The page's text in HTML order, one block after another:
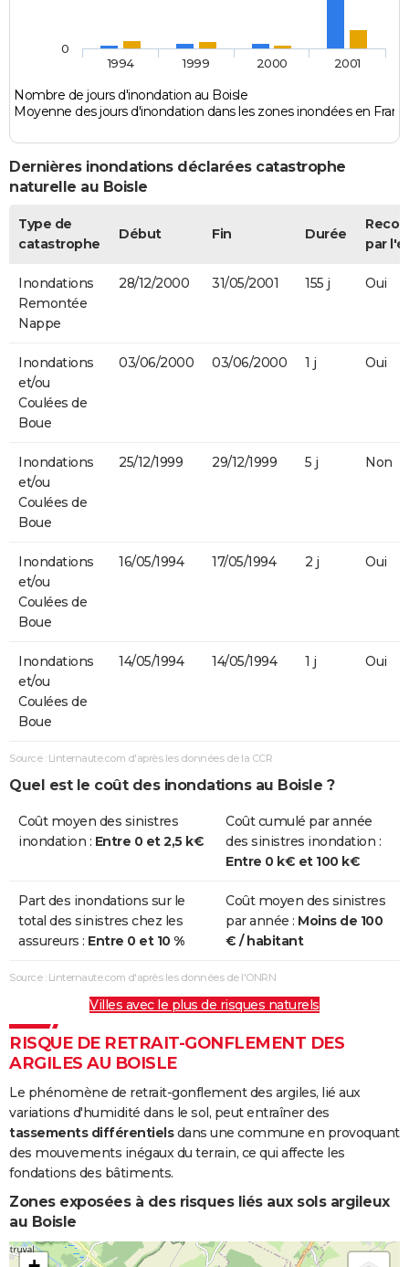
Nombre de jours d'inondation au Boisle
Moyenne des jours d'inondation dans les zones inondées en
1994 1999 2000 2001
0
Dernières inondations déclarées catastrophe
naturelle au Boisle
Type de
catastrophe
Début Fin Durée
par
Inondations
Remontée
Nappe
28/12/2000 31/05/2001 155 j Oui
Inondations
et/ou
Coulées de
Boue
03/06/2000 03/06/2000 1 j Oui
Inondations
et/ou
Coulées de
Boue
25/12/1999 29/12/1999 5 j Non
Inondations
et/ou
Coulées de
Boue
16/05/1994 17/05/1994 2 j Oui
Inondations
et/ou
Coulées de
Boue
14/05/1994 14/05/1994 1 j Oui
Source : Linternaute.com d'après les données de la CCR
Quel est le coût des inondations au Boisle ?
Coût moyen des sinistres
inondation : Entre 0 et 2,5 k€
Coût cumulé par année
des sinistres inondation :
Entre 0 k€ et 100 k€
Part des inondations sur le
total des sinistres chez les
assureurs : Entre 0 et 10 %
Coût moyen des sinistres
par année : Moins de 100
€ / habitant
Source : Linternaute.com d'après les données de l'ONRN
Villes avec le plus de risques naturels
RISQUE DE RETRAIT-GONFLEMENT DES
ARGILES AU BOISLE
Le phénomène de retrait-gonflement des argiles, lié aux
variations d'humidité dans le sol, peut entraîner des
tassements différentielsdans une commune en provoquant
des mouvements inégaux du terrain, ce qui affecte les
fondations des bâtiments.
Zones exposées à des risques liés aux sols argileux
au Boisle